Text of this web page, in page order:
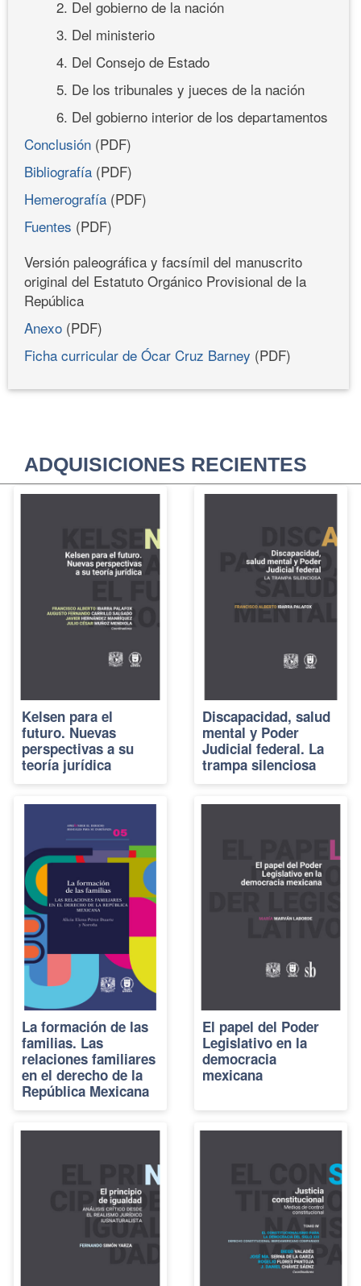
2. Del gobierno de la nación
3. Del ministerio
4. Del Consejo de Estado
5. De los tribunales y jueces de la nación
6. Del gobierno interior de los departamentos
Conclusión (PDF)
Bibliografía (PDF)
Hemerografía (PDF)
Fuentes (PDF)
Versión paleográfica y facsímil del manuscrito
original del Estatuto Orgánico Provisional de la
República
Anexo (PDF)
Ficha curricular de Ócar Cruz Barney (PDF)
ADQUISICIONES RECIENTES
Kelsen para el
futuro. Nuevas
perspectivas a su
teoría jurídica
Discapacidad, salud
mental y Poder
Judicial federal. La
trampa silenciosa
La formación de las
familias. Las
relaciones familiares
en el derecho de la
República Mexicana
El papel del Poder
Legislativo en la
democracia
mexicana